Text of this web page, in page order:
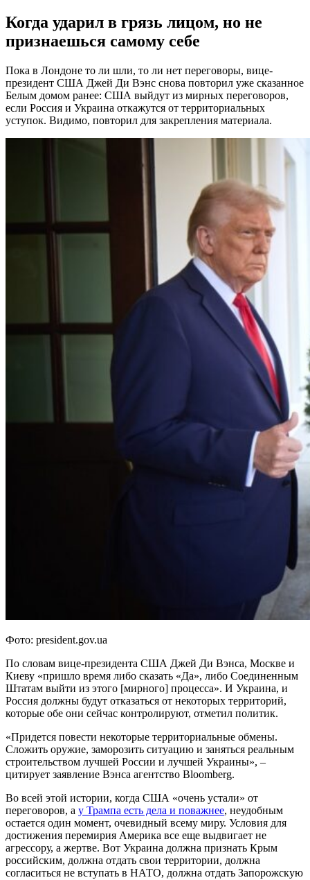
Когда ударил в грязь лицом, но не
признаешься самому себе
Пока в Лондоне то ли шли, то ли нет переговоры, вице-
президент США Джей Ди Вэнс снова повторил уже сказанное
Белым домом ранее: США выйдут из мирных переговоров,
если Россия и Украина откажутся от территориальных
уступок. Видимо, повторил для закрепления материала.
Фото: president.gov.ua
По словам вице-президента США Джей Ди Вэнса, Москве и
Киеву «пришло время либо сказать «Да», либо Соединенным
Штатам выйти из этого [мирного] процесса». И Украина, и
Россия должны будут отказаться от некоторых территорий,
которые обе они сейчас контролируют, отметил политик.
«Придется повести некоторые территориальные обмены.
Сложить оружие, заморозить ситуацию и заняться реальным
строительством лучшей России и лучшей Украины», –
цитирует заявление Вэнса агентство Bloomberg.
Во всей этой истории, когда США «очень устали» от
переговоров, а у Трампа есть дела и поважнее, неудобным
остается один момент, очевидный всему миру. Условия для
достижения перемирия Америка все еще выдвигает не
агрессору, а жертве. Вот Украина должна признать Крым
российским, должна отдать свои территории, должна
согласиться не вступать в НАТО, должна отдать Запорожскую